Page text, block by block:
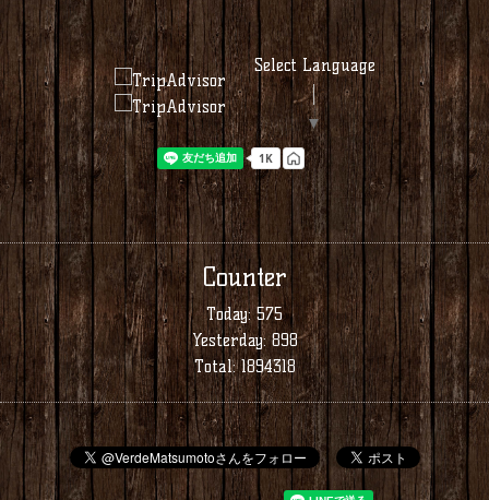
Select Language
▼
Counter
Today:575
Yesterday:898
Total:1894318